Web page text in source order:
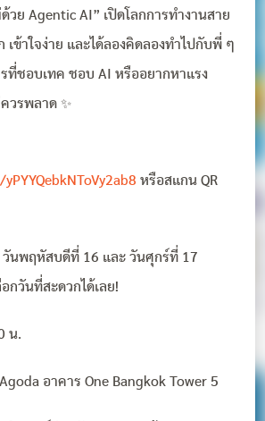
วย Agentic AI” เปิดโลกการทำงานสาย
เข้าใจง่าย และได้ลองคิดลองทำไปกับพี่ ๆ
รที่ชอบเทค ชอบ AI หรืออยากหาแรง
วรพลาด ✨
หรือสแกน QR
วันพฤหัสบดีที่ 16 และ วันศุกร์ที่ 17
กวันที่สะดวกได้เลย!
น.
อาคาร One Bangkok Tower 5